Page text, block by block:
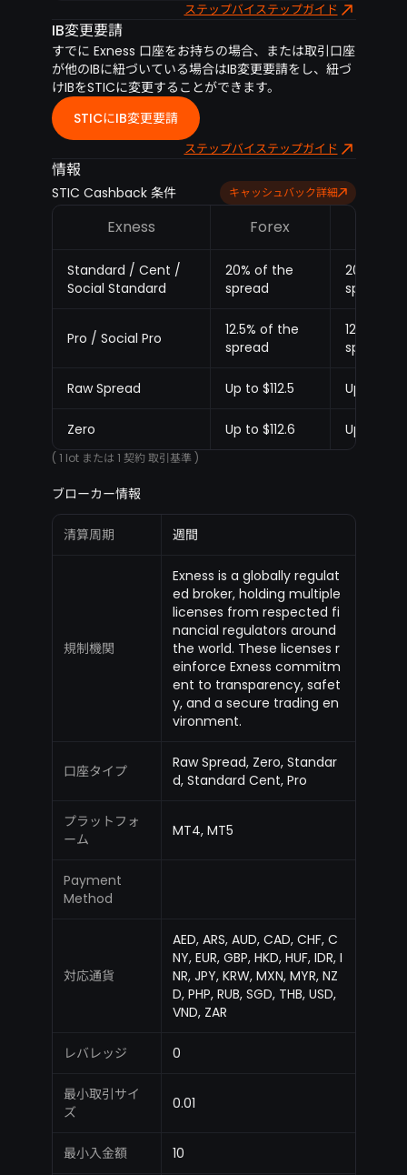
ステップバイステップガイド
IB変更要請
すでに Exness 口座をお持ちの場合、または取引口座
が他のIBに紐づいている場合はIB変更要請をし、紐づ
けIBをSTICに変更することができます。
STICにIB変更要請
ステップバイステップガイド
情報
STIC Cashback 条件 キャッシュバック詳細
Exness Forex
Standard / Cent /
Social Standard
20% of the
spread
20% of
spread
Pro / Social Pro
12.5% of the
spread
12.5% of
spread
Raw Spread Up to $112.5 Up to
Zero Up to $112.6 Up to
( 1 lot または 1 契約 取引基準 )
ブローカー情報
清算周期 週間
規制機関
Exness is a globally regulat
ed broker, holding multiple
licenses from respected fi
nancial regulators around
the world. These licenses r
einforce Exness commitm
ent to transparency, safet
y, and a secure trading en
vironment.
口座タイプ
Raw Spread, Zero, Standar
d, Standard Cent, Pro
プラットフォ
ーム
MT4, MT5
Payment
Method
対応通貨
AED, ARS, AUD, CAD, CHF, C
NY, EUR, GBP, HKD, HUF, IDR, I
NR, JPY, KRW, MXN, MYR, NZ
D, PHP, RUB, SGD, THB, USD,
VND, ZAR
レバレッジ 0
最小取引サイ
ズ
0.01
最小入金額 10